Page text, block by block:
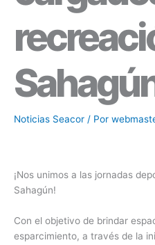
Noticias Seacor / Por
¡Nos unimos a las jornadas
Sahagún!
Con el objetivo de brindar
esparcimiento, a través de la